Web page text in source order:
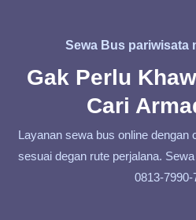
Sewa Bus pariwisata
Gak Perlu
Cari
Layanan sewa bus online dengan
sesuai degan rute perjalana.
0813-7990-